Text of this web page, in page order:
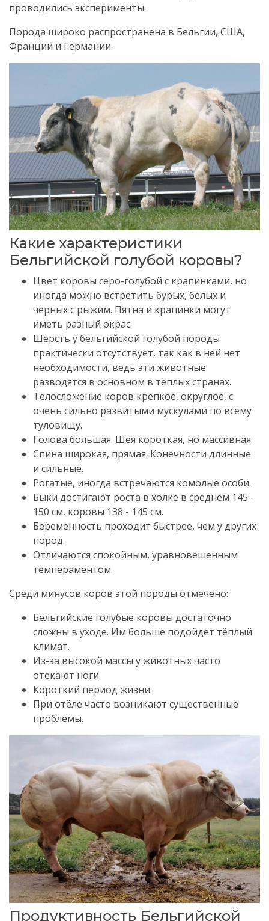
проводились эксперименты.
Порода широко распространена в Бельгии, США,
Франции и Германии.
Какие характеристики
Бельгийской голубой коровы?
Цвет коровы серо-голубой с крапинками, но
иногда можно встретить бурых, белых и
черных с рыжим. Пятна и крапинки могут
иметь разный окрас.
Шерсть у бельгийской голубой породы
практически отсутствует, так как в ней нет
необходимости, ведь эти животные
разводятся в основном в теплых странах.
Телосложение коров крепкое, округлое, с
очень сильно развитыми мускулами по всему
туловищу.
Голова большая. Шея короткая, но массивная.
Спина широкая, прямая. Конечности длинные
и сильные.
Рогатые, иногда встречаются комолые особи.
Быки достигают роста в холке в среднем 145 -
150 см, коровы 138 - 145 см.
Беременность проходит быстрее, чем у других
пород.
Отличаются спокойным, уравновешенным
темпераментом.
Среди минусов коров этой породы отмечено:
Бельгийские голубые коровы достаточно
сложны в уходе. Им больше подойдёт тёплый
климат.
Из-за высокой массы у животных часто
отекают ноги.
Короткий период жизни.
При отёле часто возникают существенные
проблемы.
Продуктивность Бельгийской